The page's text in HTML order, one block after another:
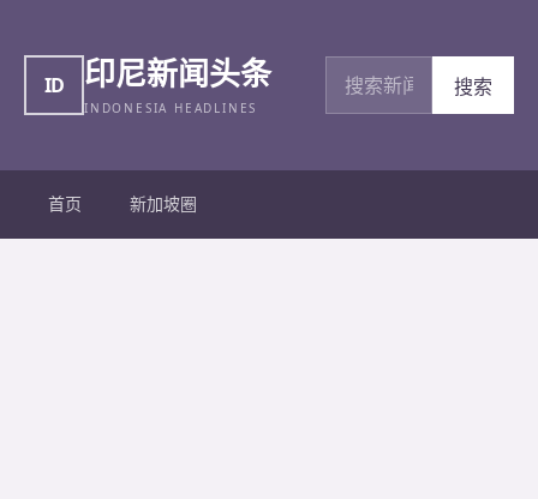
ID 印尼新闻头条
INDONESIA HEADLINES
搜索新闻
搜索
首页 新加坡圈